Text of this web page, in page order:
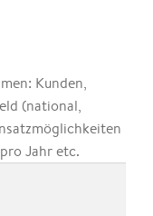
Kunden,
(national,
Jahr etc.